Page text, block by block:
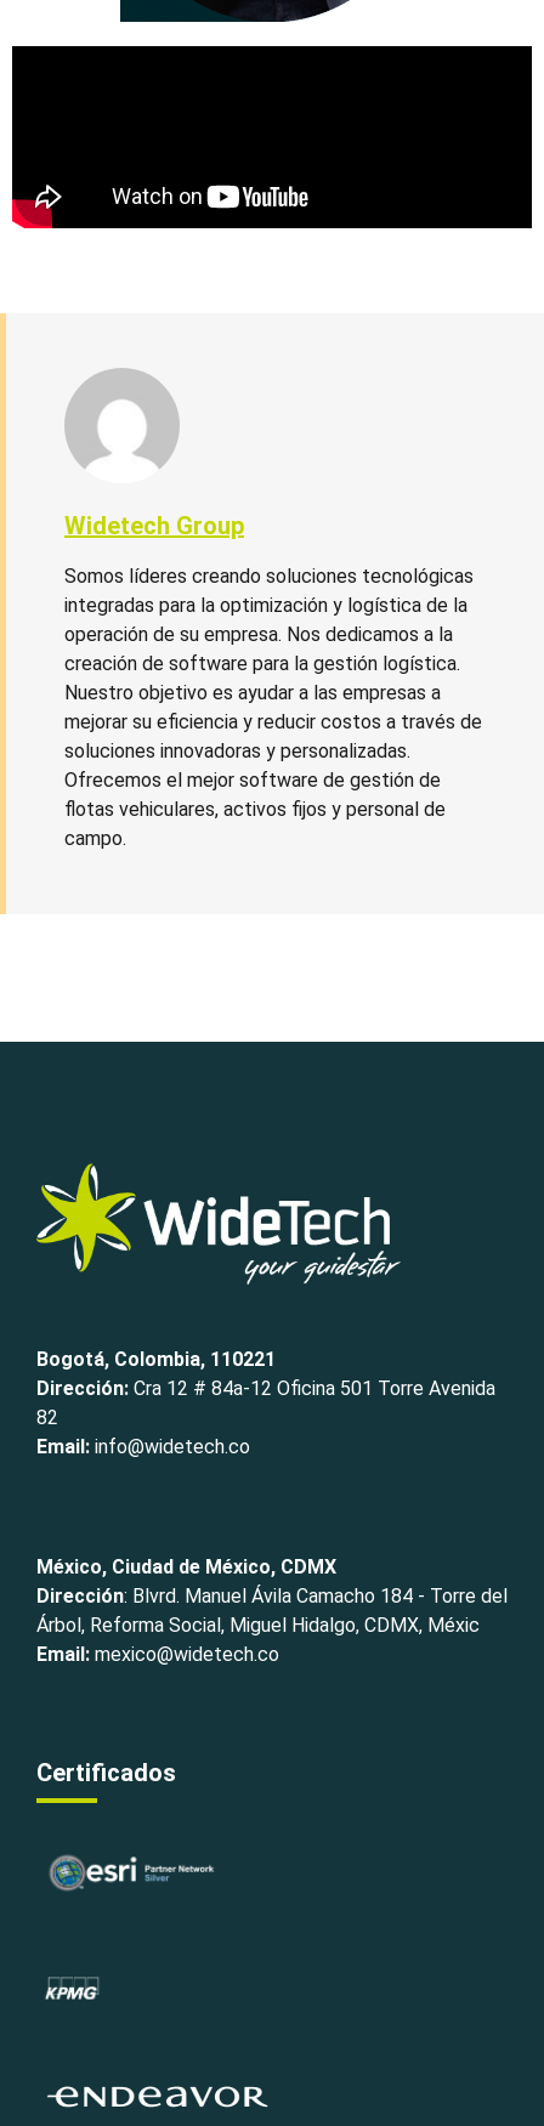
Widetech Group
Somos líderes creando soluciones tecnológicas
integradas para la optimización y logística de la
operación de su empresa. Nos dedicamos a la
creación de software para la gestión logística.
Nuestro objetivo es ayudar a las empresas a
mejorar su eficiencia y reducir costos a través de
soluciones innovadoras y personalizadas.
Ofrecemos el mejor software de gestión de
flotas vehiculares, activos fijos y personal de
campo.
Bogotá, Colombia, 110221
Dirección: Cra 12 # 84a-12 Oficina 501 Torre Avenida
82
Email: info@widetech.co
México, Ciudad de México, CDMX
Dirección: Blvrd. Manuel Ávila Camacho 184 - Torre del
Árbol, Reforma Social, Miguel Hidalgo, CDMX, Méxic
Email: mexico@widetech.co
Certificados